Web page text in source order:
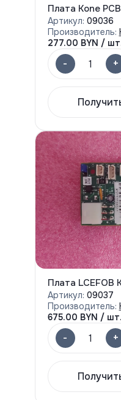
Плата Kone
Артикул: 09036
Производитель:
277.00 BYN /
- 1 +
Плата LCEFOB
Артикул: 09037
Производитель:
675.00 BYN / шт.
- 1 +